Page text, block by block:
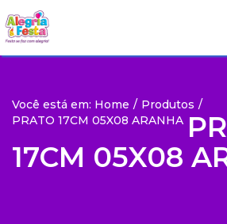
Você está em: Home / Produtos /
PRATO 17CM 05X08 ARANHA
17CM 05X08